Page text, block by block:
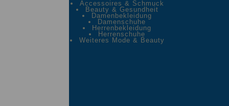
Accessoires & Schmuck
Beauty & Gesundheit
Damenbekleidung
Damenschuhe
Herrenbekleidung
Herrenschuhe
Weiteres Mode & Beauty